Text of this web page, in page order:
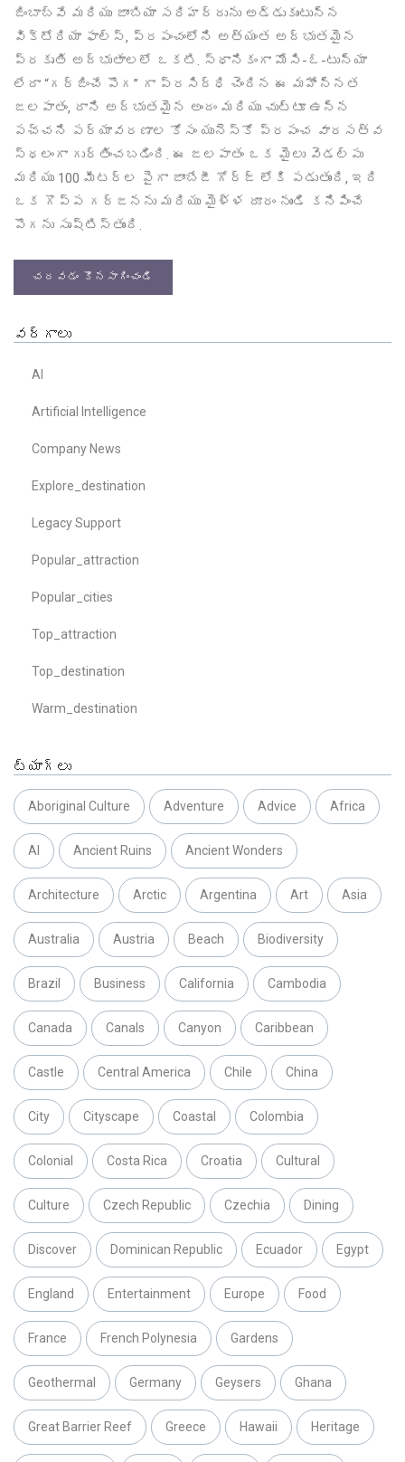
జింబాబ్వే మరియు జాంబియా సరిహద్దును అడ్డుకుంటున్న
విక్టోరియా ఫాల్స్, ప్రపంచంలోని అత్యంత అద్భుతమైన
ప్రకృతి అద్భుతాలలో ఒకటి. స్థానికంగా మోసి-ఓ-టున్యా
లేదా “గర్జించే పొగ” గా ప్రసిద్ధి చెందిన ఈ మహోన్నత
జలపాతం, దాని అద్భుతమైన అందం మరియు చుట్టూ ఉన్న
పచ్చని పర్యావరణాల కోసం యునెస్కో ప్రపంచ వారసత్వ
స్థలంగా గుర్తించబడింది. ఈ జలపాతం ఒక మైలు వెడల్పు
మరియు 100 మీటర్ల పైగా జాంబేజీ గోర్జ్ లోకి పడుతుంది, ఇది
ఒక గొప్ప గర్జనను మరియు మైళ్ళ దూరం నుండి కనిపించే
పొగను సృష్టిస్తుంది.
చదవడం కొనసాగించండి
వర్గాలు
AI
Artificial Intelligence
Company News
Explore_destination
Legacy Support
Popular_attraction
Popular_cities
Top_attraction
Top_destination
Warm_destination
ట్యాగ్లు
Aboriginal Culture Adventure Advice Africa
AI Ancient Ruins Ancient Wonders
Architecture Arctic Argentina Art Asia
Australia Austria Beach Biodiversity
Brazil Business California Cambodia
Canada Canals Canyon Caribbean
Castle Central America Chile China
City Cityscape Coastal Colombia
Colonial Costa Rica Croatia Cultural
Culture Czech Republic Czechia Dining
Discover Dominican Republic Ecuador Egypt
England Entertainment Europe Food
France French Polynesia Gardens
Geothermal Germany Geysers Ghana
Great Barrier Reef Greece Hawaii Heritage